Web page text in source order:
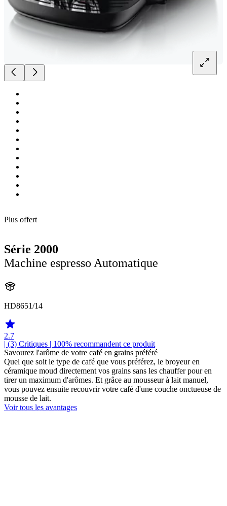
Plus offert
Série 2000
Machine espresso Automatique
HD8651/14
2.7
| (3) Critiques | 100% recommandent ce produit
Savourez l'arôme de votre café en grains préféré
Quel que soit le type de café que vous préférez, le broyeur en
céramique moud directement vos grains sans les chauffer pour en
tirer un maximum d'arômes. Et grâce au mousseur à lait manuel,
vous pouvez ensuite recouvrir votre café d'une couche onctueuse de
mousse de lait.
Voir tous les avantages